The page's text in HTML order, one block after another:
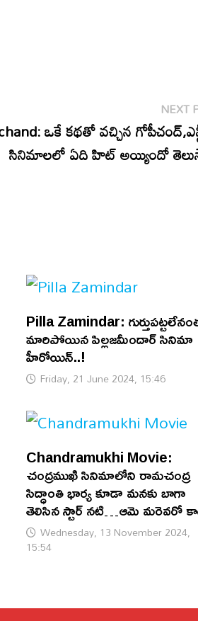
NEXT
ఒకే కథతో వచ్చిన
సినిమాలలో ఏది హిట్ అయ్యిందో
Pilla Zamindar:
మారిపోయిన పిల్లజమీందార్ సినిమా
హీరోయిన్..!
Friday, 21 June 2024, 15:46
Chandramukhi Movie:
చంద్రముఖి సినిమాలోని రామచంద్ర
సిద్ధాంతి భార్య కూడా మనకు బాగా
తెలిసిన స్టార్ నటి…ఆమె మరెవరో
Wednesday, 13 November 2024,
15:54